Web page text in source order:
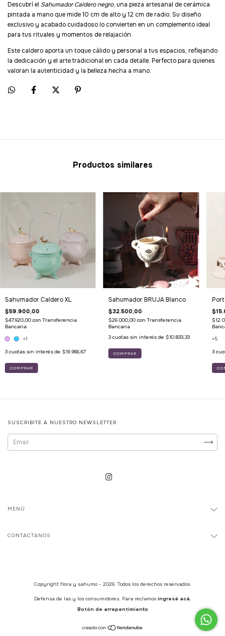
Descubrí el Sahumador Caldero negro, una pieza artesanal de cerámica
pintada a mano que mide 10 cm de alto y 12 cm de radio. Su diseño
exclusivo y acabado cuidadoso lo convierten en un complemento ideal
para tus rituales y momentos de relajación.
Este caldero aporta un toque cálido y personal a tus espacios, reflejando
la dedicación y el arte tradicional en cada detalle. Perfecto para quienes
valoran la autenticidad y la belleza hecha a mano.
Productos similares
Sahumador Caldero XL
$59.900,00
$47.920,00con Transferencia
Bancaria
+1
3 cuotas sin interés de $19.966,67
COMPRAR
Sahumador BRUJA Blanco
$32.500,00
$26.000,00con Transferencia
Bancaria
3 cuotas sin interés de $10.833,33
COMPRAR
+5
3
SUSCRIBITE A NUESTRO NEWSLETTER
MENÚ
CONTACTANOS
Copyright flora y sahumo - 2026. Todos los derechos reservados.
Defensa de las y los consumidores. Para reclamos ingresá acá.
Botón de arrepentimiento